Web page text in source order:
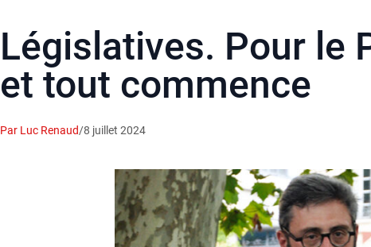
Législatives. Pour le
et tout commence
Par Luc Renaud/8 juillet 2024